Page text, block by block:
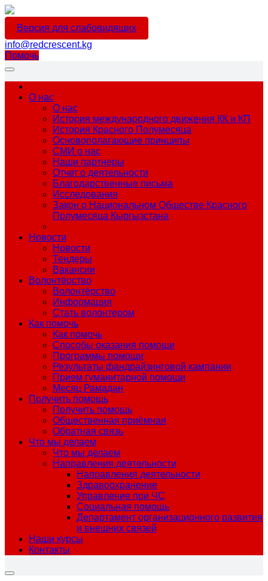
Версия для слабовидящих
info@redcrescent.kg
Помочь
О нас
О нас
История международного движения КК и КП
История Красного Полумесяца
Основополагающие принципы
СМИ о нас
Наши партнеры
Отчет о деятельности
Благодарственные письма
Исследования
Закон о Национальном Обществе Красного
Полумесяца Кыргызстана
Новости
Новости
Тендеры
Вакансии
Волонтёрство
Волонтёрство
Информация
Стать волонтером
Как помочь
Как помочь
Способы оказания помощи
Программы помощи
Результаты фандрайзинговой кампании
Прием гуманитарной помощи
Месяц Рамадан
Получить помощь
Получить помощь
Общественная приёмная
Обратная связь
Что мы делаем
Что мы делаем
Направления деятельности
Направления деятельности
Здравоохранение
Управление при ЧС
Социальная помощь
Департамент организационного развития
и внешних связей
Наши курсы
Контакты